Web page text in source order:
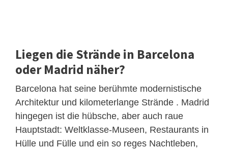
Liegen die Strände in Barcelona
oder Madrid näher?
Barcelona hat seine berühmte modernistische
Architektur und kilometerlange Strände . Madrid
hingegen ist die hübsche, aber auch raue
Hauptstadt: Weltklasse-Museen, Restaurants in
Hülle und Fülle und ein so reges Nachtleben,